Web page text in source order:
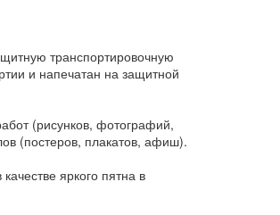
транспортировочную
и напечатан на защитной
(рисунков, фотографий,
(постеров, плакатов, афиш).
яркого пятна в